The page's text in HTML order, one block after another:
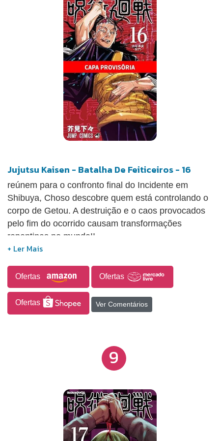
Kugisaki anyway. Can he reach her in time?!
Jujutsu Kaisen - Batalha De Feiticeiros - 16
reúnem para o confronto final do Incidente em
Shibuya, Choso descobre quem está controlando o
corpo de Getou. A destruição e o caos provocados
pelo fim do ocorrido causam transformações
repentinas no mundo!!
Ofertas Ofertas
Ofertas Ver Comentários
9